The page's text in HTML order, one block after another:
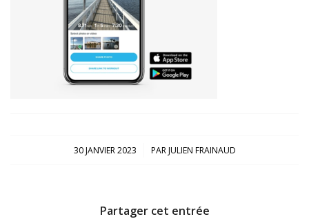
30 JANVIER 2023
/ PARJULIEN FRAINAUD
Partager cet entrée